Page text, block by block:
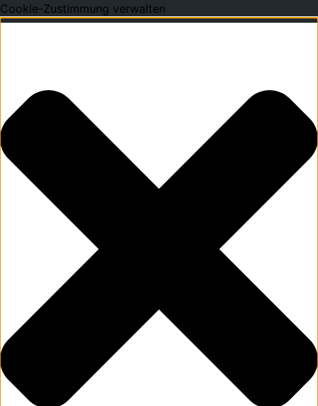
Cookie-Zustimmung verwalten